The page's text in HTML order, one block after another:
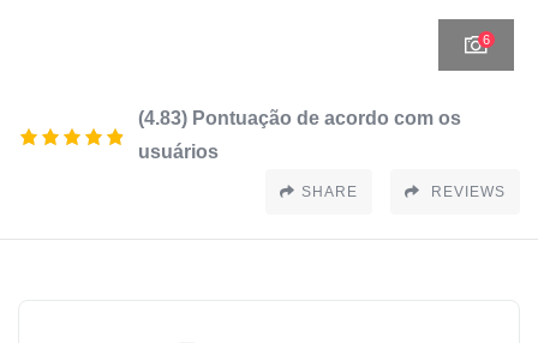
6
(4.83) Pontuação de acordo com os
usuários
SHARE REVIEWS